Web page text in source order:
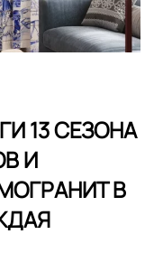
13 СЕЗОНА
И
В